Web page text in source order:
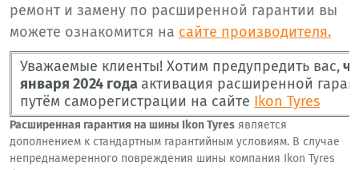
ремонт и замену по расширенной гарантии вы
можете ознакомится на сайте производителя.
Уважаемые клиенты! Хотим предупредить вас,
января 2024 года активация расширенной
путём саморегистрации на сайте Ikon Tyres
Расширенная гарантия на шины Ikon Tyres является
дополнением к стандартным гарантийным условиям. В случае
непреднамеренного повреждения шины компания Ikon Tyres